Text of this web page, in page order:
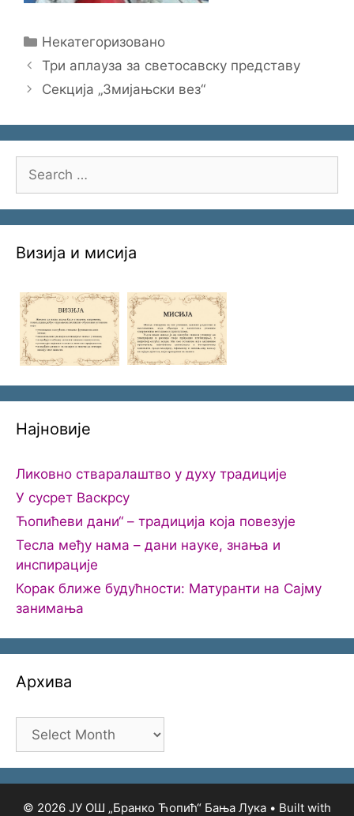
Categories
Некатегоризовано
Три аплауза за светосавску представу
Секција „Змијањски вез“
for:
Визија и мисија
Најновије
Ликовно стваралаштво у духу традиције
У сусрет Васкрсу
Ћопићеви дани“ – традиција која повезује
Тесла међу нама – дани науке, знања и
инспирације
Корак ближе будућности: Матуранти на Сајму
занимања
Архива
Архива
© 2026 ЈУ ОШ „Бранко Ћопић“ Бања Лука • Built with